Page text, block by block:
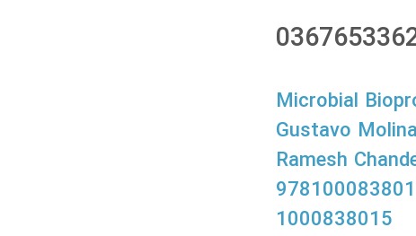
Microbial
Gustavo
Ramesh
1000838015